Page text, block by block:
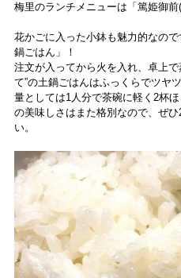
梅里のランチメニューは「篤姫御前
花かごに入った小鉢も魅力的なの
鍋ごはん」！
注文が入ってから火を入れ、卓上
て”の土鍋ごはんはふっくらでツヤ
量としては1人分で茶碗に軽く2杯
の美味しさはまた格別なので、ぜ
い。